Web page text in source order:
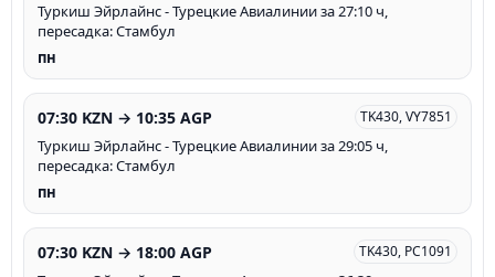
Туркиш Эйрлайнс - Турецкие Авиалинии за 27:10 ч,
пересадка: Стамбул
пн
07:30 KZN → 10:35 AGP TK430, VY7851
Туркиш Эйрлайнс - Турецкие Авиалинии за 29:05 ч,
пересадка: Стамбул
пн
07:30 KZN → 18:00 AGP TK430, PC1091